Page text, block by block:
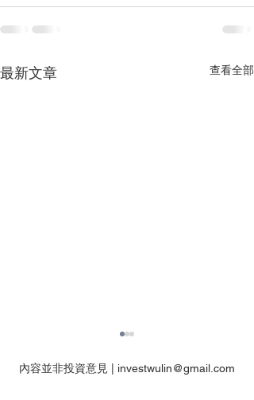
最新文章 查看全部
內容並非投資意見 | investwulin@gmail.com